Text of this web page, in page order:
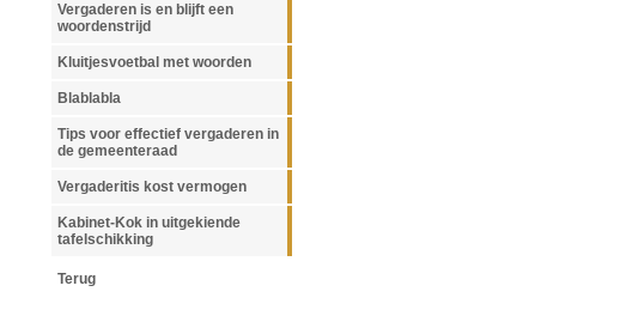
Vergaderen is en blijft een
woordenstrijd
Kluitjesvoetbal met woorden
Blablabla
Tips voor effectief vergaderen in
de gemeenteraad
Vergaderitis kost vermogen
Kabinet-Kok in uitgekiende
tafelschikking
Terug